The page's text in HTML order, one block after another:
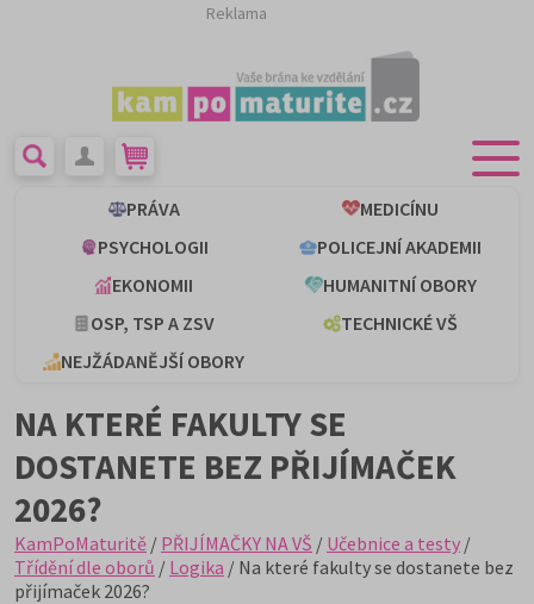
Reklama
PRÁVA
MEDICÍNU
PSYCHOLOGII
POLICEJNÍ AKADEMII
EKONOMII
HUMANITNÍ OBORY
OSP, TSP A ZSV
TECHNICKÉ VŠ
NEJŽÁDANĚJŠÍ OBORY
NA KTERÉ FAKULTY SE
DOSTANETE BEZ PŘIJÍMAČEK
2026?
KamPoMaturitě / PŘIJÍMAČKY NA VŠ / Učebnice a testy /
Třídění dle oborů / Logika / Na které fakulty se dostanete bez
přijímaček 2026?